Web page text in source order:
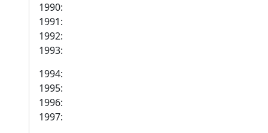
1990:
1991:
1992:
1993:
1994:
1995:
1996:
1997: